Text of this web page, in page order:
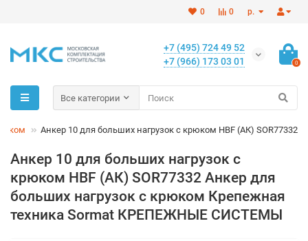
р.
0
0
+7 (495) 724 49 52
+7 (966) 173 03 01
0
Все категории
Анкер 10 для больших нагрузок с крюком HBF (АК) SOR77332
Анкер 10 для больших нагрузок с
крюком HBF (АК) SOR77332 Анкер для
больших нагрузок с крюком Крепежная
техника Sormat КРЕПЕЖНЫЕ СИСТЕМЫ